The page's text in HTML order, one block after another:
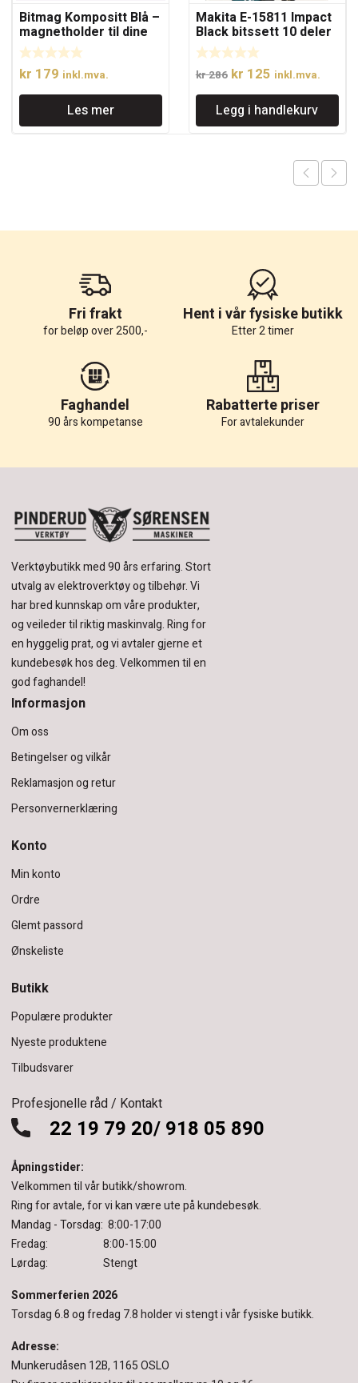
Bitmag Kompositt Blå –
magnetholder til dine
favorittbits
kr 179 inkl.mva.
Les mer
Makita E-15811 Impact
Black bitssett 10 deler
kr286 Opprinnelig
pris
var:
kr 286.
kr 125Nåværende
pris
er:
kr 125.
inkl.mva.
Legg i handlekurv
Fri frakt
for beløp over 2500,-
Hent i vår fysiske butikk
Etter 2 timer
Faghandel
90 års kompetanse
Rabatterte priser
For avtalekunder
Verktøybutikk med 90 års erfaring.Stort
utvalg av elektroverktøy og tilbehør.Vi
har bred kunnskap om våre produkter,
og veileder til riktig maskinvalg. Ring for
en hyggelig prat, og vi avtaler gjerne et
kundebesøk hos deg.Velkommen til en
god faghandel!
Informasjon
Om oss
Betingelser og vilkår
Reklamasjon og retur
Personvernerklæring
Konto
Min konto
Ordre
Glemt passord
Ønskeliste
Butikk
Populære produkter
Nyeste produktene
Tilbudsvarer
Profesjonelle råd / Kontakt
22 19 79 20/ 918 05 890
Åpningstider:
Velkommen til vår butikk/showrom.
Ring for avtale, for vi kan være ute på kundebesøk.
Mandag - Torsdag: 8:00-17:00
Fredag: 8:00-15:00
Lørdag: Stengt
Sommerferien 2026
Torsdag 6.8 og fredag 7.8 holder vi stengt i vår fysiske butikk.
Adresse:
Munkerudåsen 12B, 1165 OSLO